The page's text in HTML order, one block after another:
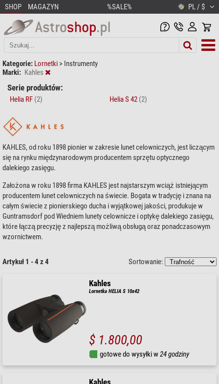
SHOP MAGAZYN %SALE% PL / $
Kategorie: Lornetki > Instrumenty
Marki: Kahles
Serie produktów:
Helia RF (2) Helia S 42 (2)
KAHLES, od roku 1898 pionier w zakresie lunet celowniczych, jest liczącym
się na rynku międzynarodowym producentem sprzętu optycznego
dalekiego zasięgu.
Założona w roku 1898 firma KAHLES jest najstarszym wciąż istniejącym
producentem lunet celowniczych na świecie. Bogata w tradycję i znana na
całym świecie z pionierskiego ducha i wyjątkowej jakości, produkuje w
Guntramsdorf pod Wiedniem lunety celownicze i optykę dalekiego zasięgu,
które łączą precyzję z najlepszą możliwą obsługą oraz ponadczasowym
wzornictwem.
Artykuł 1 - 4 z 4 Sortowanie:
Kahles
Lornetka HELIA S 10x42
$ 1.800,00
gotowe do wysyłki w24 godziny